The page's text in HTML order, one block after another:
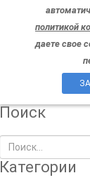
политикой
даете свое
Поиск
Искать...
Категории